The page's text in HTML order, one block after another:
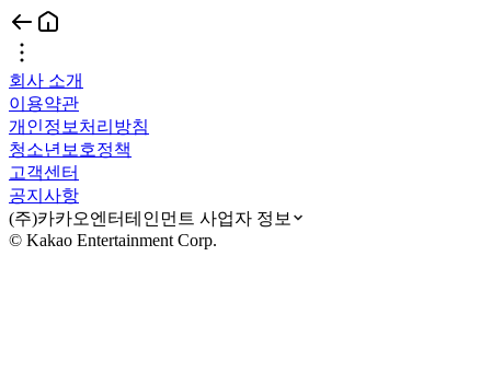
회사 소개
이용약관
개인정보처리방침
청소년보호정책
고객센터
공지사항
(주)카카오엔터테인먼트 사업자 정보
© Kakao Entertainment Corp.